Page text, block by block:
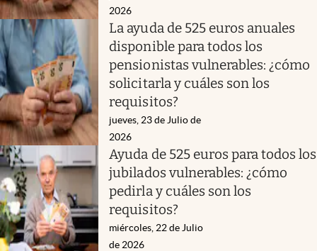
2026
La ayuda de 525 euros anuales
disponible para todos los
pensionistas vulnerables: ¿cómo
solicitarla y cuáles son los
requisitos?
jueves, 23 de Julio de
2026
Ayuda de 525 euros para todos los
jubilados vulnerables: ¿cómo
pedirla y cuáles son los
requisitos?
miércoles, 22 de Julio
de 2026